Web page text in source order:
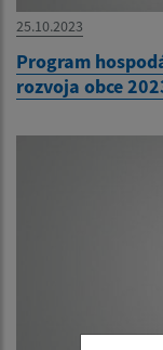
25.10.2023
Program
rozvoja obce